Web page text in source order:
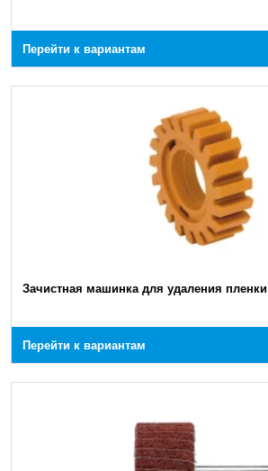
Перейти к вариантам
Зачистная машинка для удаления пленки
Перейти к вариантам